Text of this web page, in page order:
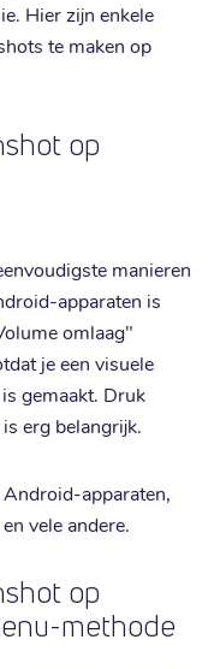
Hier zijn enkele
te maken op
op
manieren
apparaten is
omlaag"
je een visuele
gemaakt. Druk
erg belangrijk.
apparaten,
vele andere.
op
methode